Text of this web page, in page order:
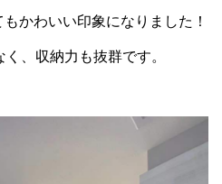
かわいい印象になりました！
、収納力も抜群です。